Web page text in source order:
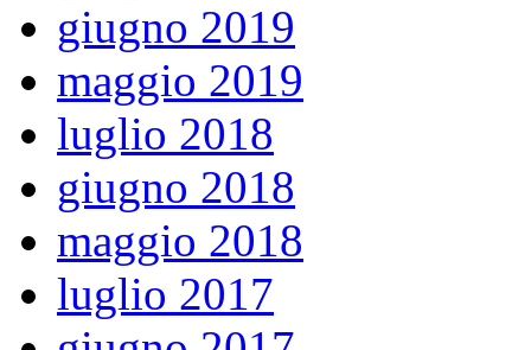
giugno 2019
maggio 2019
luglio 2018
giugno 2018
maggio 2018
luglio 2017